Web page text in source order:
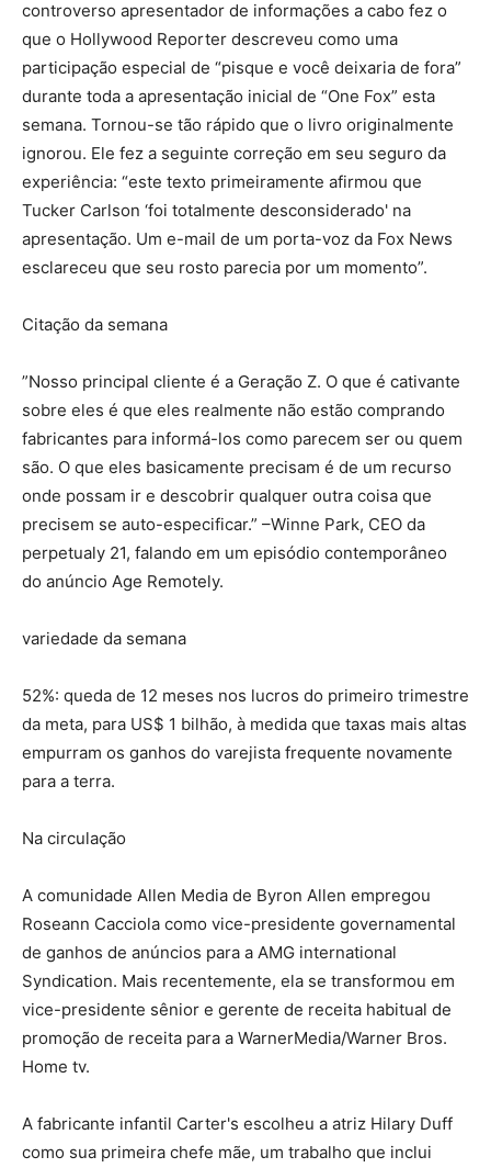
controverso apresentador de informações a cabo fez o
que o Hollywood Reporter descreveu como uma
participação especial de “pisque e você deixaria de fora”
durante toda a apresentação inicial de “One Fox” esta
semana. Tornou-se tão rápido que o livro originalmente
ignorou. Ele fez a seguinte correção em seu seguro da
experiência: “este texto primeiramente afirmou que
Tucker Carlson ‘foi totalmente desconsiderado' na
apresentação. Um e-mail de um porta-voz da Fox News
esclareceu que seu rosto parecia por um momento”.
Citação da semana
”Nosso principal cliente é a Geração Z. O que é cativante
sobre eles é que eles realmente não estão comprando
fabricantes para informá-los como parecem ser ou quem
são. O que eles basicamente precisam é de um recurso
onde possam ir e descobrir qualquer outra coisa que
precisem se auto-especificar.” –Winne Park, CEO da
perpetualy 21, falando em um episódio contemporâneo
do anúncio Age Remotely.
variedade da semana
52%: queda de 12 meses nos lucros do primeiro trimestre
da meta, para US$ 1 bilhão, à medida que taxas mais altas
empurram os ganhos do varejista frequente novamente
para a terra.
Na circulação
A comunidade Allen Media de Byron Allen empregou
Roseann Cacciola como vice-presidente governamental
de ganhos de anúncios para a AMG international
Syndication. Mais recentemente, ela se transformou em
vice-presidente sênior e gerente de receita habitual de
promoção de receita para a WarnerMedia/Warner Bros.
Home tv.
A fabricante infantil Carter's escolheu a atriz Hilary Duff
como sua primeira chefe mãe, um trabalho que inclui